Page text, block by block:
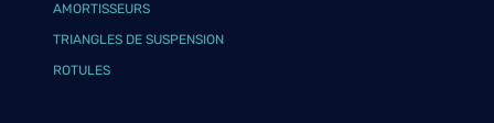
AMORTISSEURS
TRIANGLES DE SUSPENSION
ROTULES